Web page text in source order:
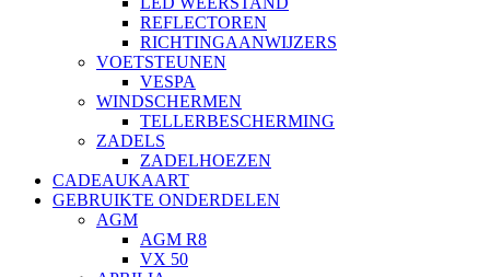
REFLECTOREN
RICHTINGAANWIJZERS
VOETSTEUNEN
VESPA
WINDSCHERMEN
TELLERBESCHERMING
ZADELS
ZADELHOEZEN
CADEAUKAART
GEBRUIKTE ONDERDELEN
AGM
AGM R8
VX 50